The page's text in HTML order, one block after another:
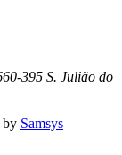
395 S. Julião do
by Samsys